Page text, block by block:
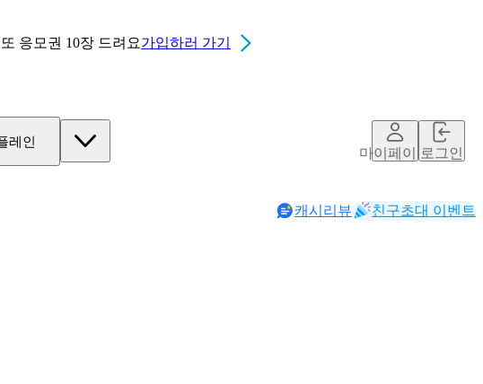
응모권 10장 드려요가입하러 가기
레인
마이페이지로그인
캐시리뷰 친구초대 이벤트